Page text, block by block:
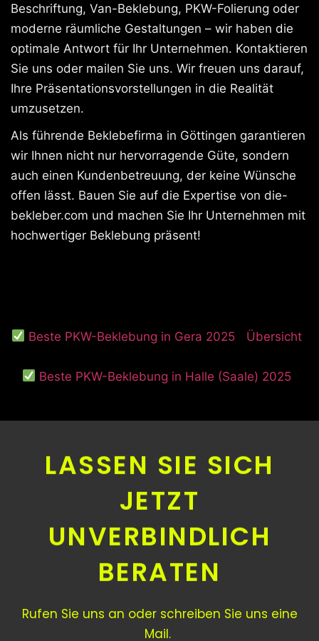
Beschriftung, Van-Beklebung, PKW-Folierung oder
moderne räumliche Gestaltungen – wir haben die
optimale Antwort für Ihr Unternehmen. Kontaktieren
Sie uns oder mailen Sie uns. Wir freuen uns darauf,
Ihre Präsentationsvorstellungen in die Realität
umzusetzen.
Als führende Beklebefirma in Göttingen garantieren
wir Ihnen nicht nur hervorragende Güte, sondern
auch einen Kundenbetreuung, der keine Wünsche
offen lässt. Bauen Sie auf die Expertise von die-
bekleber.com und machen Sie Ihr Unternehmen mit
hochwertiger Beklebung präsent!
Beste PKW-Beklebung in Gera 2025 Übersicht
Beste PKW-Beklebung in Halle (Saale) 2025
LASSEN SIE SICH
JETZT
UNVERBINDLICH
BERATEN
Rufen Sie uns an oder schreiben Sie uns eine
Mail.